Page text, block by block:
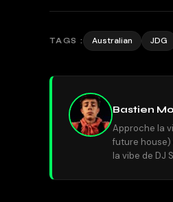
TAGS : Australian JDG
Bastien
Approche la
future house)
la vibe de DJ